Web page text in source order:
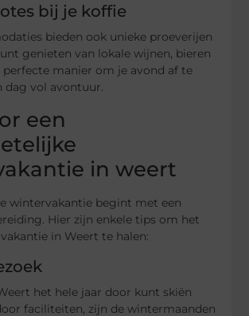
bij je koffie
bieden ook unieke proeverijen
genieten van lokale wijnen, bieren
perfecte manier om je avond af te
dag vol avontuur.
een
in weert
wintervakantie begint met een
Hier zijn enkele tips om het
in Weert te halen:
het hele jaar door kunt skiën
faciliteiten, zijn de wintermaanden